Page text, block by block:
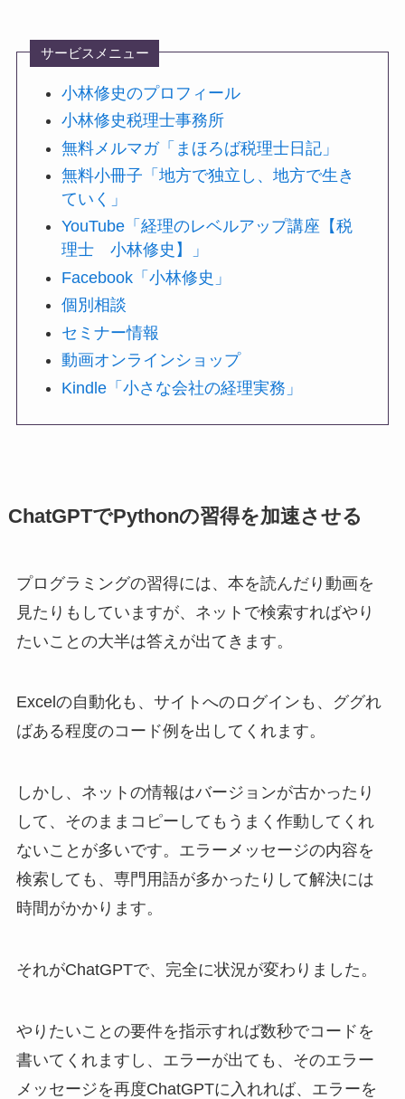
サービスメニュー
小林修史のプロフィール
小林修史税理士事務所
無料メルマガ「まほろば税理士日記」
無料小冊子「地方で独立し、地方で生き
ていく」
YouTube「経理のレベルアップ講座【税
理士 小林修史】」
Facebook「小林修史」
個別相談
セミナー情報
動画オンラインショップ
Kindle「小さな会社の経理実務」
ChatGPTでPythonの習得を加速させる
プログラミングの習得には、本を読んだり動画を
見たりもしていますが、ネットで検索すればやり
たいことの大半は答えが出てきます。
Excelの自動化も、サイトへのログインも、ググれ
ばある程度のコード例を出してくれます。
しかし、ネットの情報はバージョンが古かったり
して、そのままコピーしてもうまく作動してくれ
ないことが多いです。エラーメッセージの内容を
検索しても、専門用語が多かったりして解決には
時間がかかります。
それがChatGPTで、完全に状況が変わりました。
やりたいことの要件を指示すれば数秒でコードを
書いてくれますし、エラーが出ても、そのエラー
メッセージを再度ChatGPTに入れれば、エラーを